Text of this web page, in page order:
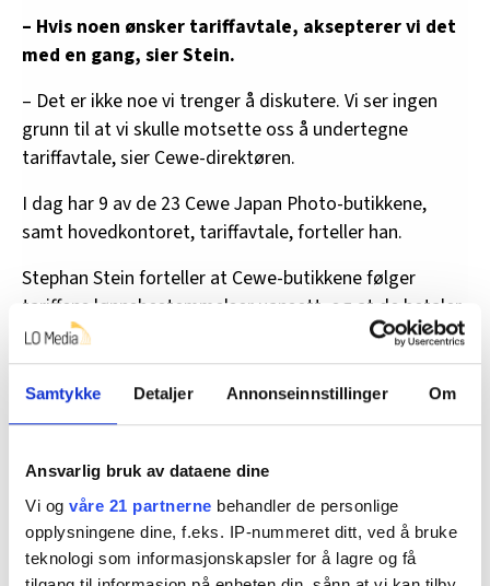
Samtykke Detaljer Annonseinnstillinger Om
Ansvarlig bruk av dataene dine
Vi og våre 21 partnerne behandler de personlige
opplysningene dine, f.eks. IP-nummeret ditt, ved å bruke
teknologi som informasjonskapsler for å lagre og få
– Hvis noen ønsker tariffavtale, aksepterer vi det
med en gang, sier Stein.
– Det er ikke noe vi trenger å diskutere. Vi ser ingen
grunn til at vi skulle motsette oss å undertegne
tariffavtale, sier Cewe-direktøren.
I dag har 9 av de 23 Cewe Japan Photo-butikkene,
samt hovedkontoret, tariffavtale, forteller han.
Stephan Stein forteller at Cewe-butikkene følger
tariffens lønnsbestemmelser uansett, og at de betaler
over det lovpålagte til de ansatte tjenestepensjon.
betyr det for lønna
Får endelig AFP
Tariffavtalen har ført med seg noe kjempeviktig –
avtalefestet pensjon. Det er en tilleggspensjon verdt